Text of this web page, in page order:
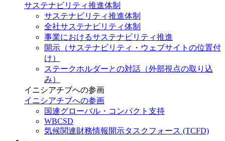
サステナビリティ推進体制
サステナビリティ推進体制
全社サステナビリティ体制
事業におけるサステナビリティ推進
開示（サステナビリティ・ウェブサイトの位置付
け）
ステークホルダーとの対話（外部視点の取り込
み）
イニシアチブへの参画
イニシアチブへの参画
国連グローバル・コンパクト支持
WBCSD
気候関連財務情報開示タスクフォース (TCFD)